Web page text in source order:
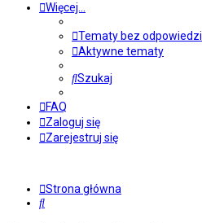
Więcej…
Tematy bez odpowiedzi
Aktywne tematy
Szukaj
FAQ
Zaloguj się
Zarejestruj się
Strona główna
Szukaj